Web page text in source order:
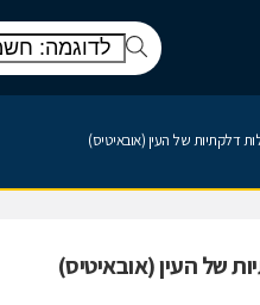
דלקתיות של העין (אובאיטיס)
של העין (אובאיטיס)